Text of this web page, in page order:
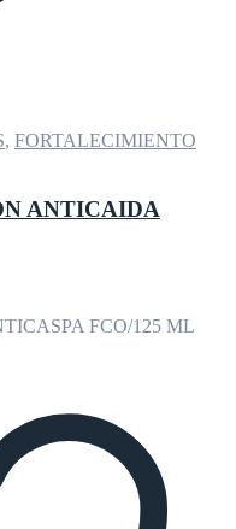
, FORTALECIMIENTO
ANTICAIDA